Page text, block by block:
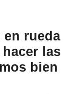
en rueda
las
bien